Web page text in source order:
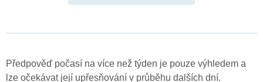
Předpověď počasí na více než týden je pouze výhledem a
lze očekávat její upřesňování v průběhu dalších dní.